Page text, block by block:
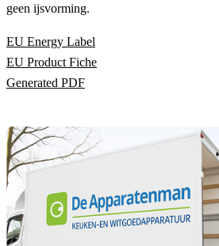
geen ijsvorming.
EU Energy Label
EU Product Fiche
Generated PDF